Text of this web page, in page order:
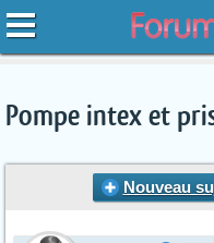
Pompe intex et
Nouveau